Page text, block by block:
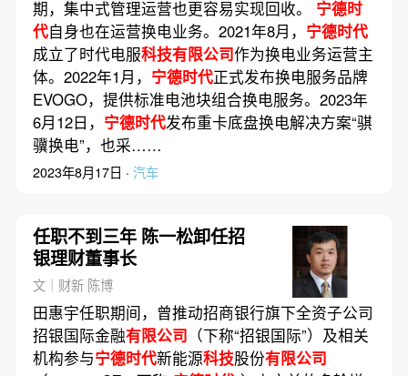
期，集中式管理运营也更容易实现回收。 宁德时
代自身也在运营换电业务。2021年8月， 宁德时代
成立了时代电服科技有限公司作为换电业务运营主
体。2022年1月， 宁德时代正式发布换电服务品牌
EVOGO，提供标准电池块组合换电服务。2023年
6月12日， 宁德时代发布重卡底盘换电解决方案“骐
骥换电”，也采……
2023年8月17日 · 汽车
任职不到三年 陈一松卸任招
银理财董事长
文｜财新 陈博
田惠宇任职期间，曾推动招商银行旗下全资子公司
招银国际金融有限公司 （下称“招银国际”）及相关
机构参与宁德时代新能源科技股份有限公司